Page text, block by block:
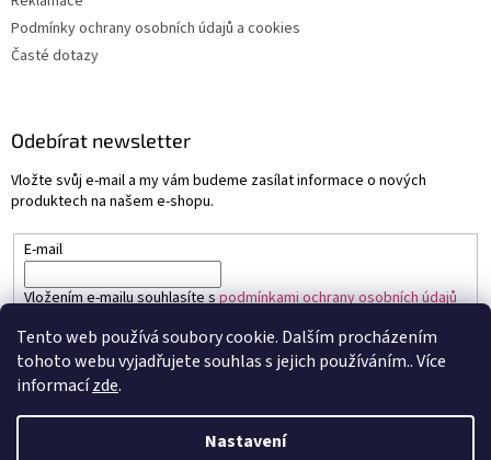
Tento web používá soubory cookie. Dalším procházením
tohoto webu vyjadřujete souhlas s jejich používáním.. Více
informacízde.
Nastavení
Podmínky ochrany osobních údajů a cookies
Časté dotazy
Odebírat newsletter
Vložte svůj e-mail a my vám budeme zasílat informace o nových
produktech na našem e-shopu.
E-mail
Vložením e-mailu souhlasíte spodmínkami ochrany osobních údajů
PŘIHLÁSIT SE
Vytvořil Shoptet